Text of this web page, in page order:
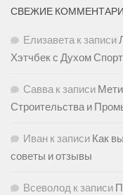
СВЕЖИЕ
Елизаветак записи
Хэтчбек с Духом
Саввак записи
Строительства и
Иван к записи Как
советы и отзывы
Всеволод к записи